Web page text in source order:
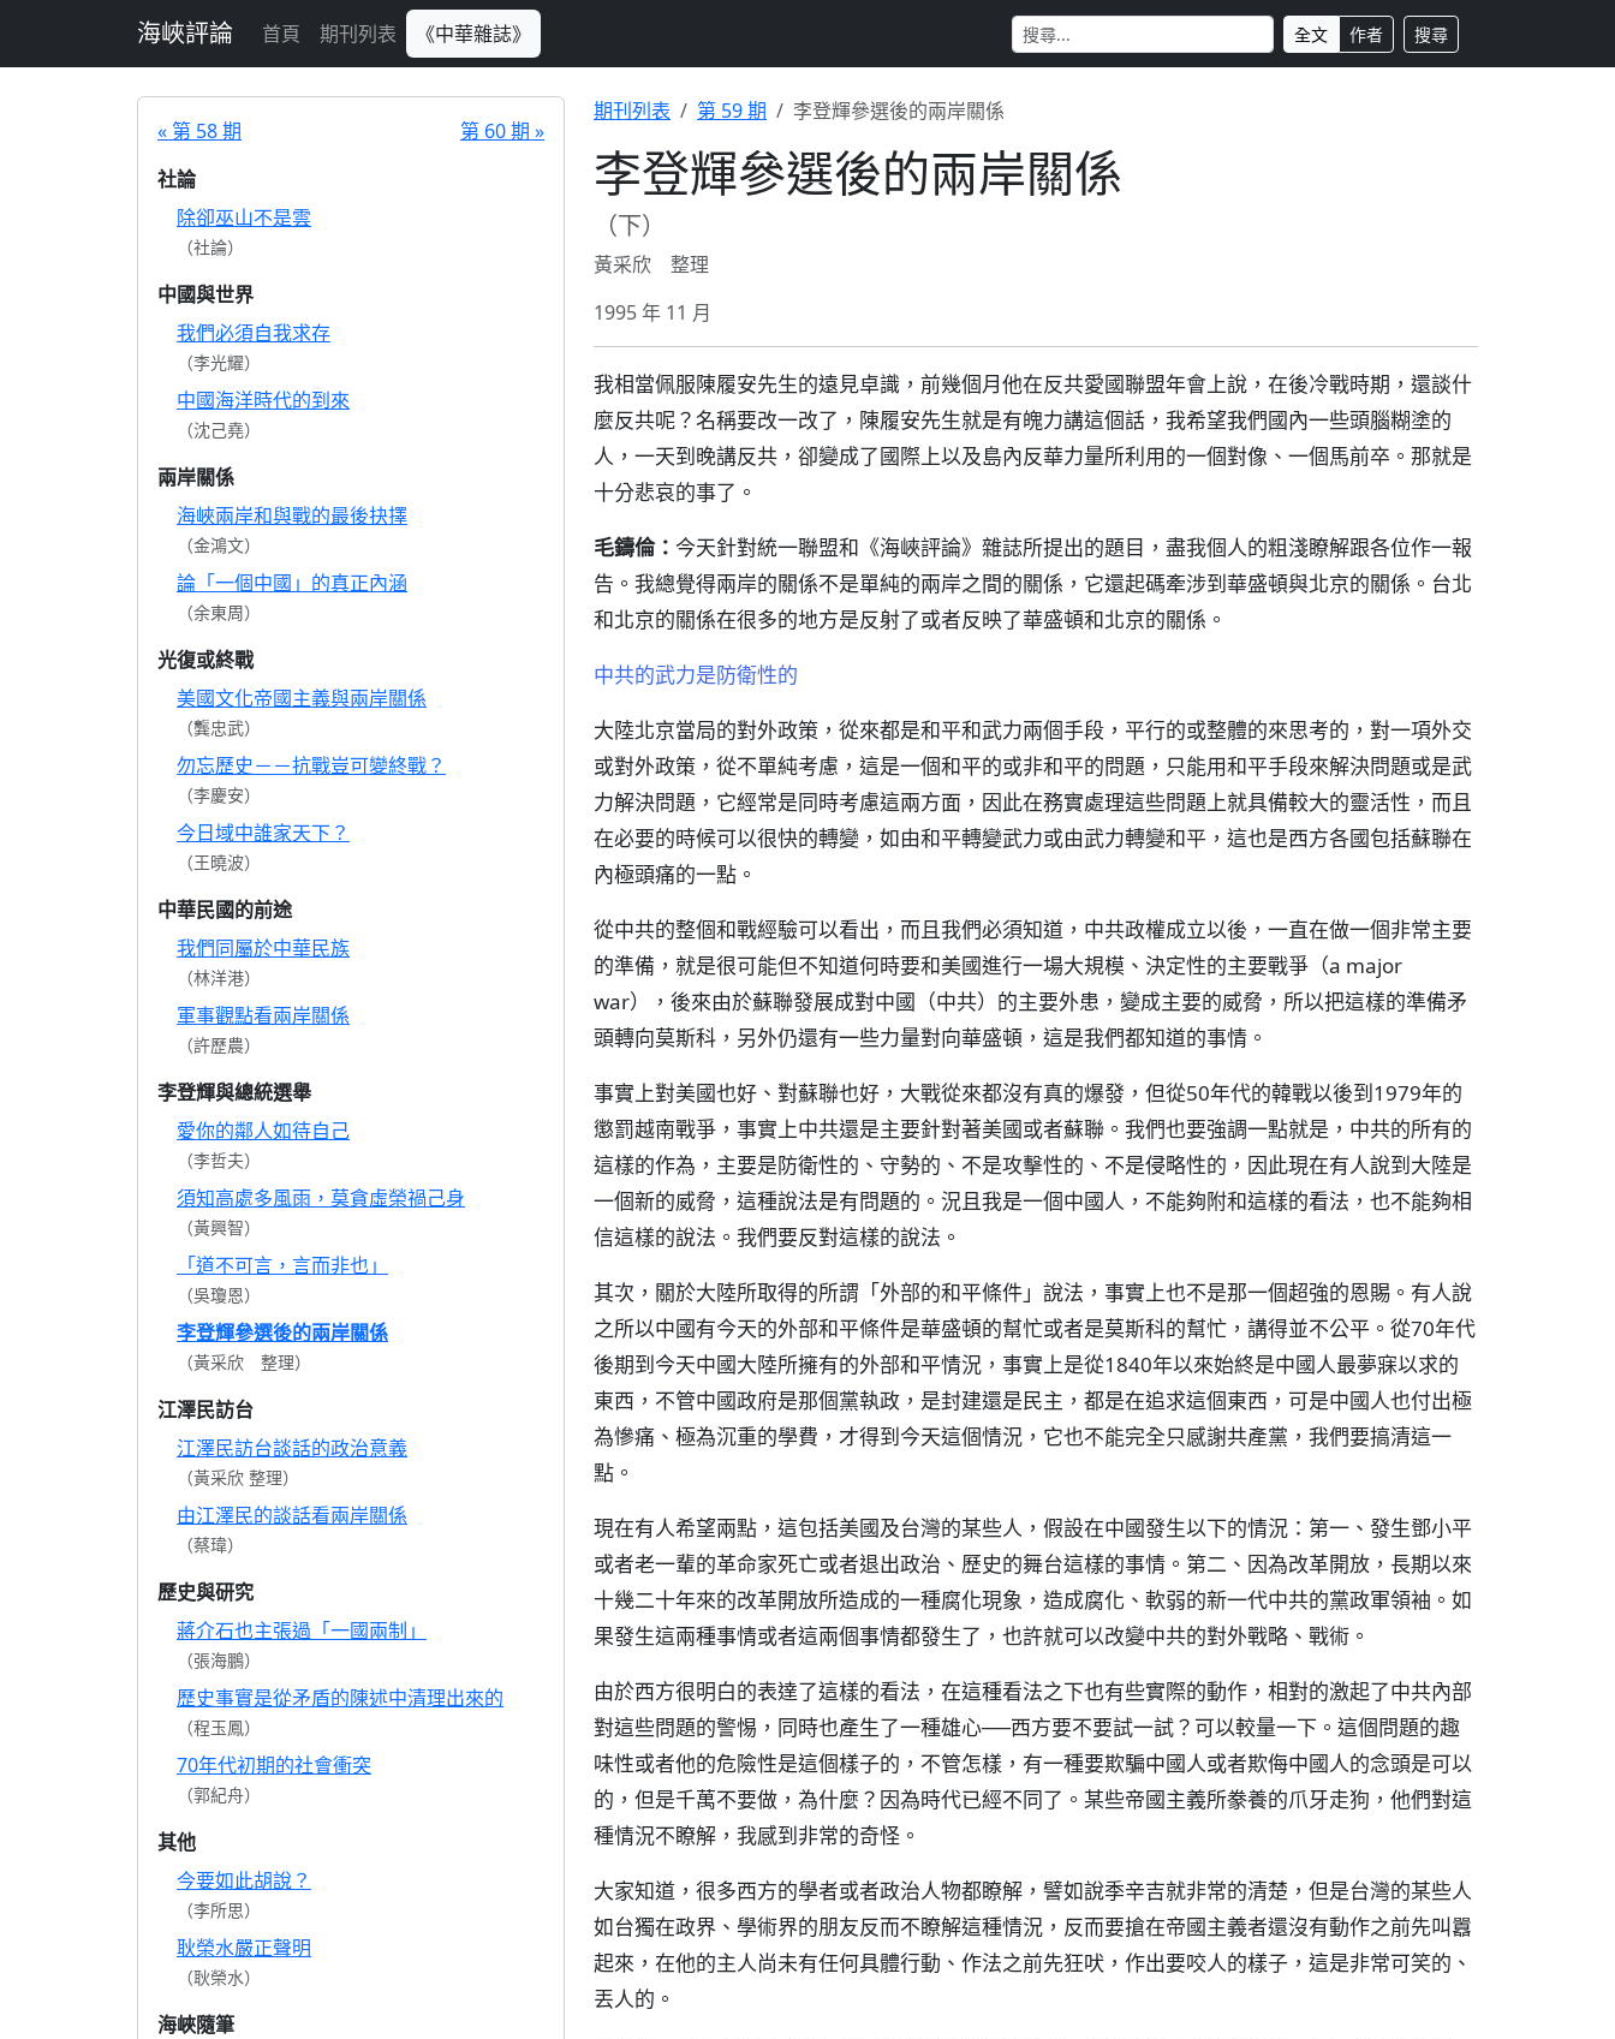
海峽評論 首頁 期刊列表 《中華雜誌》 全文 作者 搜尋
« 第 58 期
第 60 期 »
社論
除卻巫山不是雲
（社論）
中國與世界
我們必須自我求存
（李光耀）
中國海洋時代的到來
（沈己堯）
兩岸關係
海峽兩岸和與戰的最後抉擇
（金鴻文）
論「一個中國」的真正內涵
（余東周）
光復或終戰
美國文化帝國主義與兩岸關係
（龔忠武）
勿忘歷史－－抗戰豈可變終戰？
（李慶安）
今日域中誰家天下？
（王曉波）
中華民國的前途
我們同屬於中華民族
（林洋港）
軍事觀點看兩岸關係
（許歷農）
李登輝與總統選舉
愛你的鄰人如待自己
（李哲夫）
須知高處多風雨，莫貪虛榮禍己身
（黃興智）
「道不可言，言而非也」
（吳瓊恩）
李登輝參選後的兩岸關係
（黃采欣 整理）
江澤民訪台
江澤民訪台談話的政治意義
（黃采欣 整理）
由江澤民的談話看兩岸關係
（蔡瑋）
歷史與研究
蔣介石也主張過「一國兩制」
（張海鵬）
歷史事實是從矛盾的陳述中清理出來的
（程玉鳳）
70年代初期的社會衝突
（郭紀舟）
其他
今要如此胡說？
（李所思）
耿榮水嚴正聲明
（耿榮水）
海峽隨筆
期刊列表 第 59 期 李登輝參選後的兩岸關係
李登輝參選後的兩岸關係
（下）
黃采欣 整理
1995 年 11 月
我相當佩服陳履安先生的遠見卓識，前幾個月他在反共愛國聯盟年會上說，在後冷戰時期，還談什
麼反共呢？名稱要改一改了，陳履安先生就是有魄力講這個話，我希望我們國內一些頭腦糊塗的
人，一天到晚講反共，卻變成了國際上以及島內反華力量所利用的一個對像、一個馬前卒。那就是
十分悲哀的事了。
毛鑄倫： 今天針對統一聯盟和《海峽評論》雜誌所提出的題目，盡我個人的粗淺瞭解跟各位作一報
告。我總覺得兩岸的關係不是單純的兩岸之間的關係，它還起碼牽涉到華盛頓與北京的關係。台北
和北京的關係在很多的地方是反射了或者反映了華盛頓和北京的關係。
中共的武力是防衛性的
大陸北京當局的對外政策，從來都是和平和武力兩個手段，平行的或整體的來思考的，對一項外交
或對外政策，從不單純考慮，這是一個和平的或非和平的問題，只能用和平手段來解決問題或是武
力解決問題，它經常是同時考慮這兩方面，因此在務實處理這些問題上就具備較大的靈活性，而且
在必要的時候可以很快的轉變，如由和平轉變武力或由武力轉變和平，這也是西方各國包括蘇聯在
內極頭痛的一點。
從中共的整個和戰經驗可以看出，而且我們必須知道，中共政權成立以後，一直在做一個非常主要
的準備，就是很可能但不知道何時要和美國進行一場大規模、決定性的主要戰爭（a major
war），後來由於蘇聯發展成對中國（中共）的主要外患，變成主要的威脅，所以把這樣的準備矛
頭轉向莫斯科，另外仍還有一些力量對向華盛頓，這是我們都知道的事情。
事實上對美國也好、對蘇聯也好，大戰從來都沒有真的爆發，但從50年代的韓戰以後到1979年的
懲罰越南戰爭，事實上中共還是主要針對著美國或者蘇聯。我們也要強調一點就是，中共的所有的
這樣的作為，主要是防衛性的、守勢的、不是攻擊性的、不是侵略性的，因此現在有人說到大陸是
一個新的威脅，這種說法是有問題的。況且我是一個中國人，不能夠附和這樣的看法，也不能夠相
信這樣的說法。我們要反對這樣的說法。
其次，關於大陸所取得的所謂「外部的和平條件」說法，事實上也不是那一個超強的恩賜。有人說
之所以中國有今天的外部和平條件是華盛頓的幫忙或者是莫斯科的幫忙，講得並不公平。從70年代
後期到今天中國大陸所擁有的外部和平情況，事實上是從1840年以來始終是中國人最夢寐以求的
東西，不管中國政府是那個黨執政，是封建還是民主，都是在追求這個東西，可是中國人也付出極
為慘痛、極為沉重的學費，才得到今天這個情況，它也不能完全只感謝共產黨，我們要搞清這一
點。
現在有人希望兩點，這包括美國及台灣的某些人，假設在中國發生以下的情況：第一、發生鄧小平
或者老一輩的革命家死亡或者退出政治、歷史的舞台這樣的事情。第二、因為改革開放，長期以來
十幾二十年來的改革開放所造成的一種腐化現象，造成腐化、軟弱的新一代中共的黨政軍領袖。如
果發生這兩種事情或者這兩個事情都發生了，也許就可以改變中共的對外戰略、戰術。
由於西方很明白的表達了這樣的看法，在這種看法之下也有些實際的動作，相對的激起了中共內部
對這些問題的警惕，同時也產生了一種雄心──西方要不要試一試？可以較量一下。這個問題的趣
味性或者他的危險性是這個樣子的，不管怎樣，有一種要欺騙中國人或者欺侮中國人的念頭是可以
的，但是千萬不要做，為什麼？因為時代已經不同了。某些帝國主義所豢養的爪牙走狗，他們對這
種情況不瞭解，我感到非常的奇怪。
大家知道，很多西方的學者或者政治人物都瞭解，譬如說季辛吉就非常的清楚，但是台灣的某些人
如台獨在政界、學術界的朋友反而不瞭解這種情況，反而要搶在帝國主義者還沒有動作之前先叫囂
起來，在他的主人尚未有任何具體行動、作法之前先狂吠，作出要咬人的樣子，這是非常可笑的、
丟人的。